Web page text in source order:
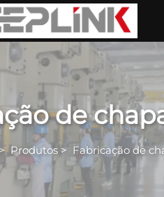
de
> Produtos > Fabricação de